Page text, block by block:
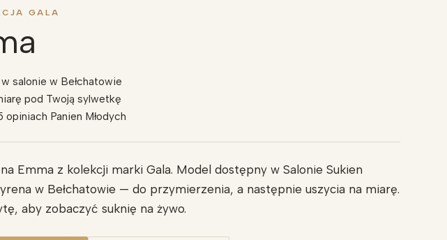
GALA
salonie w Bełchatowie
pod Twoją sylwetkę
opiniach Panien Młodych
Emma z kolekcji marki Gala. Model dostępny w Salonie Sukien
w Bełchatowie — do przymierzenia, a następnie uszycia na miarę.
aby zobaczyć suknię na żywo.